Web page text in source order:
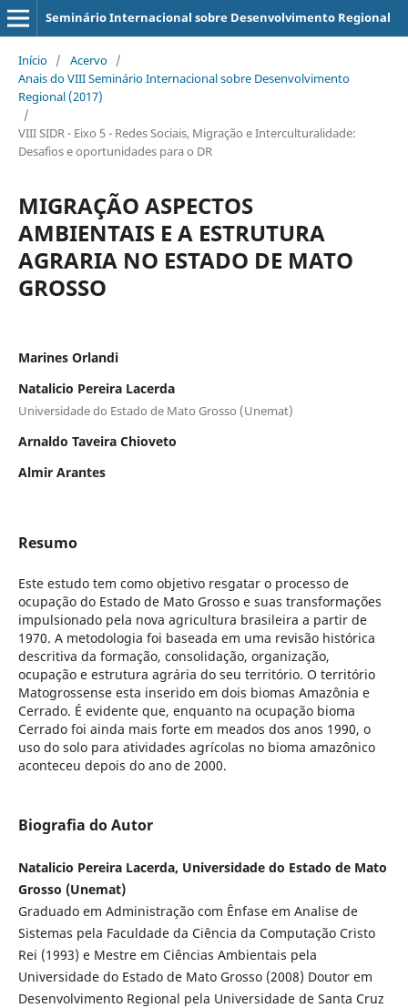
Seminário Internacional sobre Desenvolvimento Regional
Início / Acervo /
Anais do VIII Seminário Internacional sobre Desenvolvimento
Regional (2017)
/
VIII SIDR - Eixo 5 - Redes Sociais, Migração e Interculturalidade:
Desafios e oportunidades para o DR
MIGRAÇÃO ASPECTOS
AMBIENTAIS E A ESTRUTURA
AGRARIA NO ESTADO DE MATO
GROSSO
Marines Orlandi
Natalicio Pereira Lacerda
Universidade do Estado de Mato Grosso (Unemat)
Arnaldo Taveira Chioveto
Almir Arantes
Resumo
Este estudo tem como objetivo resgatar o processo de
ocupação do Estado de Mato Grosso e suas transformações
impulsionado pela nova agricultura brasileira a partir de
1970. A metodologia foi baseada em uma revisão histórica
descritiva da formação, consolidação, organização,
ocupação e estrutura agrária do seu território. O território
Matogrossense esta inserido em dois biomas Amazônia e
Cerrado. É evidente que, enquanto na ocupação bioma
Cerrado foi ainda mais forte em meados dos anos 1990, o
uso do solo para atividades agrícolas no bioma amazônico
aconteceu depois do ano de 2000.
Biografia do Autor
Natalicio Pereira Lacerda, Universidade do Estado de Mato
Grosso (Unemat)
Graduado em Administração com Ênfase em Analise de
Sistemas pela Faculdade da Ciência da Computação Cristo
Rei (1993) e Mestre em Ciências Ambientais pela
Universidade do Estado de Mato Grosso (2008) Doutor em
Desenvolvimento Regional pela Universidade de Santa Cruz